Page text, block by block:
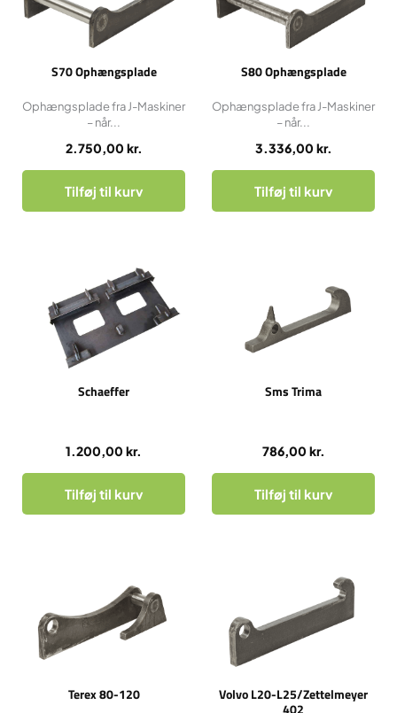
S70 Ophængsplade
2.750,00 kr.
Ophængsplade fra J-Maskiner
– når...
Tilføj til kurv
S80 Ophængsplade
3.336,00 kr.
Ophængsplade fra J-Maskiner
– når...
Tilføj til kurv
Schaeffer
1.200,00 kr.
Tilføj til kurv
Sms Trima
786,00 kr.
Tilføj til kurv
Terex 80-120
Volvo L20-L25/Zettelmeyer
402